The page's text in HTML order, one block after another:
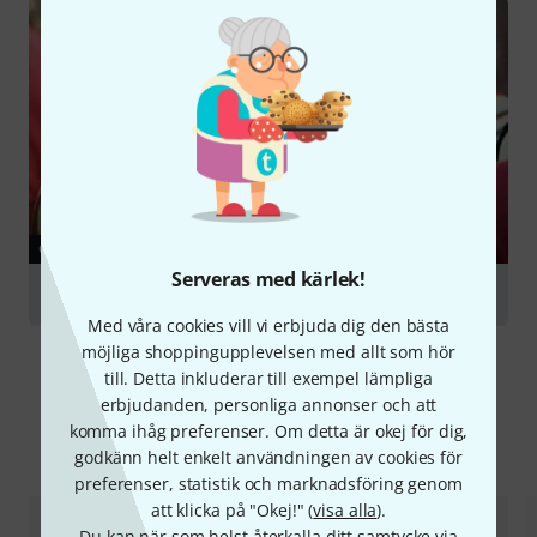
Serveras med kärlek!
Med våra cookies vill vi erbjuda dig den bästa
möjliga shoppingupplevelsen med allt som hör
till. Detta inkluderar till exempel lämpliga
erbjudanden, personliga annonser och att
komma ihåg preferenser. Om detta är okej för dig,
godkänn helt enkelt användningen av cookies för
preferenser, statistik och marknadsföring genom
att klicka på "Okej!" (visa alla).
GUIDE
French Horns
Jämför alternativ